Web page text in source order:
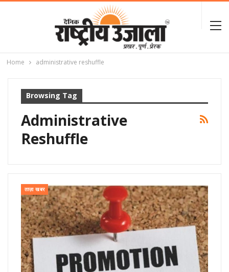
Home administrative reshuffle
Browsing Tag
Administrative
Reshuffle
ताज़ा खबर